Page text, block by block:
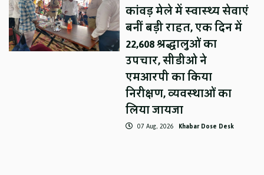
कांवड़ मेले में स्वास्थ्य सेवाएं
बनीं बड़ी राहत, एक दिन में
22,608 श्रद्धालुओं का
उपचार, सीडीओ ने
एमआरपी का किया
निरीक्षण, व्यवस्थाओं का
लिया जायजा
07 Aug, 2026 Khabar Dose Desk